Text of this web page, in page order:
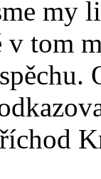
my
v tom